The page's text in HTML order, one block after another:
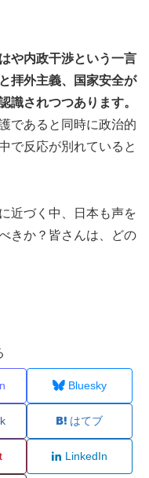
や内政干渉という一言
拝外主義、国家安全が
識されつつあります。
であると同時に政治的
で反応が別れていると
近づく中、日本も声を
きか？皆さんは、どの
Bluesky
はてブ
LinkedIn